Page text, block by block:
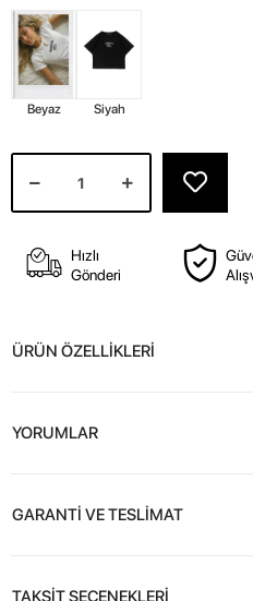
Beyaz Siyah
Hızlı
Gönderi
ÜRÜN ÖZELLİKLERİ
YORUMLAR
GARANTİ VE TESLİMAT
TAKSİT SEÇENEKLERİ